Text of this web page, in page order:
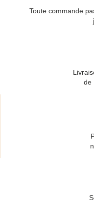
Toute commande
de